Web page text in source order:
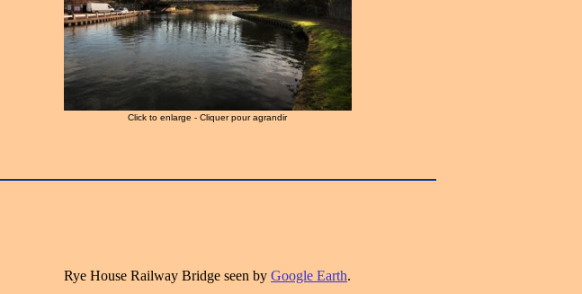
Click to enlarge - Cliquer pour agrandir
Rye House Railway Bridge seen by Google Earth.